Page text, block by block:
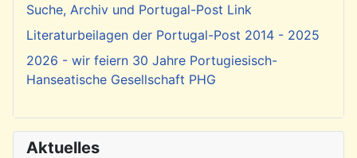
Suche, Archiv und Portugal-Post Link
Literaturbeilagen der Portugal-Post 2014 - 2025
2026 - wir feiern 30 Jahre Portugiesisch-
Hanseatische Gesellschaft PHG
Aktuelles